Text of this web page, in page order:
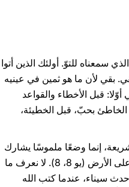
سمعناه للتوّ. أولئك الذين أتوا
بقي لأن ما هو ثمين في عينيه
قبل الأخطاء والقواعد
بحبّ، قبل الخطيئة،
إنما وضعًا ملموسًا يشارك
فيه. ولذلك بقي هناك مع المرأة، وبصمت شبه دائم. وفي الوقت نفسه قام مرّتين بعمل غامض: كتب بإصبعه على الأرض (يو 8، 8). لا نعرف ما
حدث سيناء، عندما كتب الله